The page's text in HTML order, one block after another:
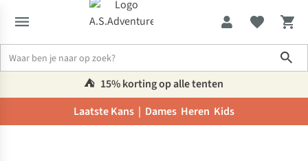
⛺️ 15% korting op alle tenten
Laatste Kans | Dames Heren Kids